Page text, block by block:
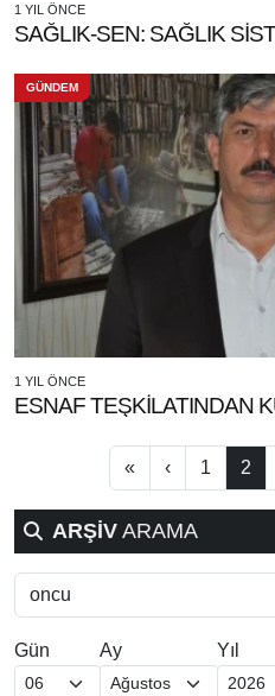
1 YIL ÖNCE
SAĞLIK-SEN: SAĞLIK
GÜNDEM
1 YIL ÖNCE
ESNAF TEŞKİLATINDAN
« ‹ 1 2
ARŞİV ARAMA
Gün Ay Yıl